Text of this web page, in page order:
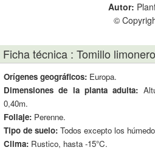
Autor:
©
Ficha técnica : Tomillo
Orígenes geográficos: Europa.
Dimensiones de la planta adulta:
0,40m.
Follaje: Perenne.
Tipo de suelo: Todos excepto los
Clima: Rustico, hasta -15°C.